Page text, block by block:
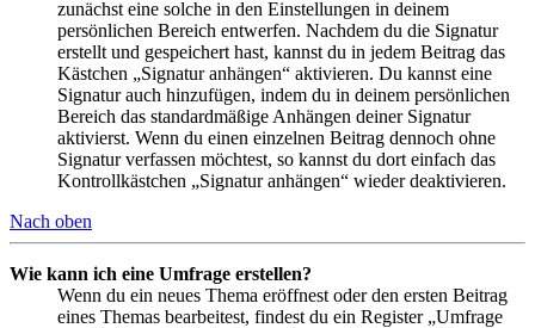
zunächst eine solche in den Einstellungen in deinem
persönlichen Bereich entwerfen. Nachdem du die Signatur
erstellt und gespeichert hast, kannst du in jedem Beitrag das
Kästchen „Signatur anhängen“ aktivieren. Du kannst eine
Signatur auch hinzufügen, indem du in deinem persönlichen
Bereich das standardmäßige Anhängen deiner Signatur
aktivierst. Wenn du einen einzelnen Beitrag dennoch ohne
Signatur verfassen möchtest, so kannst du dort einfach das
Kontrollkästchen „Signatur anhängen“ wieder deaktivieren.
Nach oben
Wie kann ich eine Umfrage erstellen?
Wenn du ein neues Thema eröffnest oder den ersten Beitrag
eines Themas bearbeitest, findest du ein Register „Umfrage